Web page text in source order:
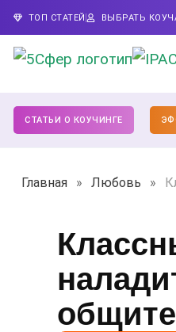
ТОП СТАТЕЙ ВЫБРАТЬ
СТАТЬИ О КОУЧИНГЕ
Главная » Любовь »